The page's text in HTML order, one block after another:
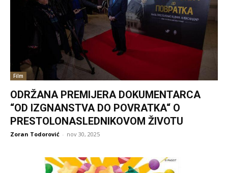
Film
ODRŽANA PREMIJERA DOKUMENTARCA
“OD IZGNANSTVA DO POVRATKA“ O
PRESTOLONASLEDNIKOVOM ŽIVOTU
Zoran Todorović - nov 30, 2025